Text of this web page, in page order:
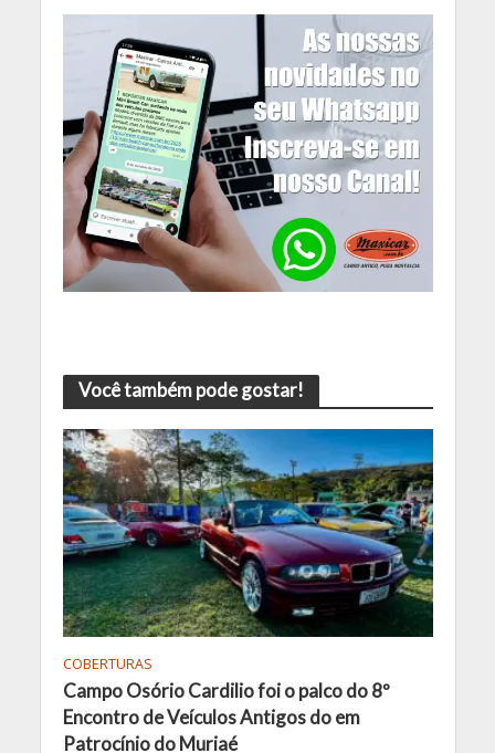
Você também pode gostar!
COBERTURAS
Campo Osório Cardilio foi o palco do 8º
Encontro de Veículos Antigos do em
Patrocínio do Muriaé